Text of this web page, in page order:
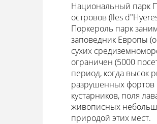
Национальный парк
островов (Iles
Поркероль парк
заповедник Европы
сухих
ограничен (5000
период, когда высок
разрушенных фортов
кустарников, поля
живописных
природой этих мест.